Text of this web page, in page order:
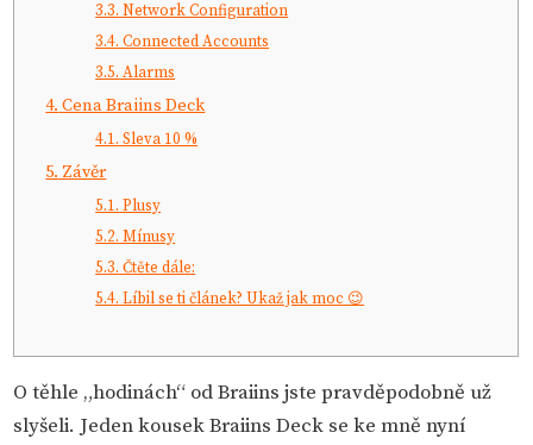
3.3. Network Configuration
3.4. Connected Accounts
3.5. Alarms
4. Cena Braiins Deck
4.1. Sleva 10 %
5. Závěr
5.1. Plusy
5.2. Mínusy
5.3. Čtěte dále:
5.4. Líbil se ti článek? Ukaž jak moc 😉
O těhle „hodinách“ od Braiins jste pravděpodobně už
slyšeli. Jeden kousek Braiins Deck se ke mně nyní